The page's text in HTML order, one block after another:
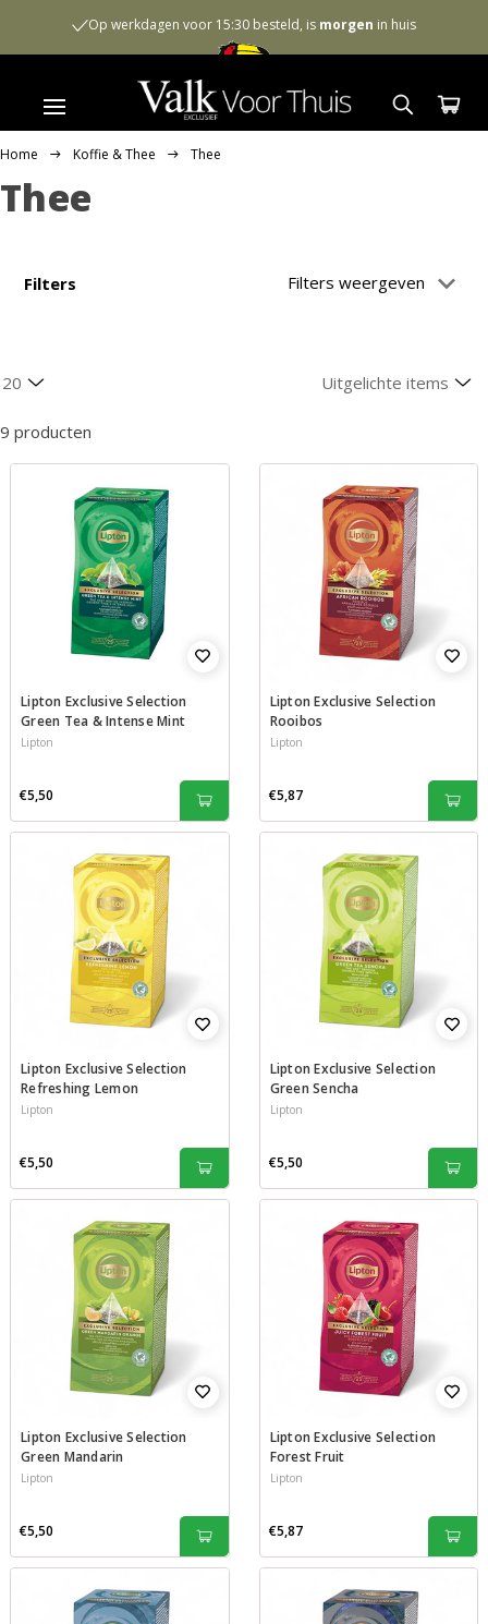
Op werkdagen voor 15:30 besteld, is morgen in huis
Home Koffie & Thee Thee
Thee
9 producten
Filters Filters weergeven
Lipton Exclusive Selection
Green Tea & Intense Mint
Lipton
€5,50
Lipton Exclusive Selection
Rooibos
Lipton
€5,87
Lipton Exclusive Selection
Refreshing Lemon
Lipton
€5,50
Lipton Exclusive Selection
Green Sencha
Lipton
€5,50
Lipton Exclusive Selection
Green Mandarin
Lipton
€5,50
Lipton Exclusive Selection
Forest Fruit
Lipton
€5,87